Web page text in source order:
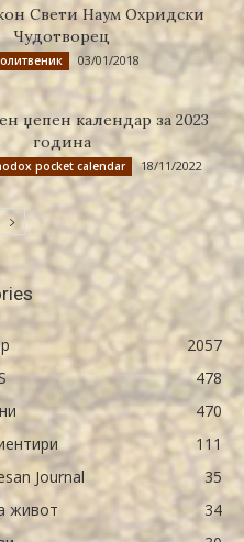
Свети Наум Охридски
Чудотворец
03/01/2018
џепен календар за 2023
година
pocket calendar 18/11/2022
2057
478
470
111
Journal
35
живот
34